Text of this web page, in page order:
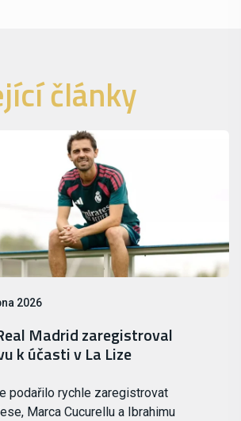
články
2026
Madrid zaregistroval
k účasti v La Lize
podařilo rychle zaregistrovat
Marca Cucurellu a Ibrahimu